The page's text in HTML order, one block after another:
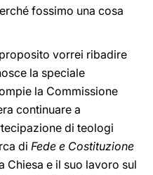
fossimo una cosa
vorrei ribadire
la speciale
la Commissione
continuare a
di teologi
di Fede e Costituzione
Chiesa e il suo lavoro sul